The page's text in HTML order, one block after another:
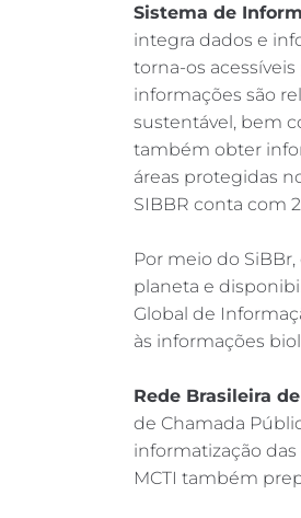
Sistema de
integra dados e
torna-os
informações são
sustentável, bem
também obter
áreas protegidas
SIBBR conta com
Por meio do
planeta e
Global de
às informações
Rede Brasileira
de Chamada
informatização
MCTI também